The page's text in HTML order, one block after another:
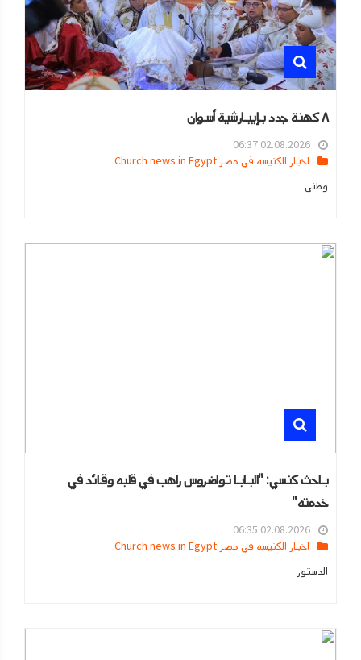
٨ كهنة جدد بإيبارشية أسوان
02.08.2026 06:37
اخبار الكنيسه في مصر Church news in Egypt
وطنى
باحث كنسي: "البابا تواضروس راهب في قلبه وقائد في
خدمته"
02.08.2026 06:35
اخبار الكنيسه في مصر Church news in Egypt
الدستور